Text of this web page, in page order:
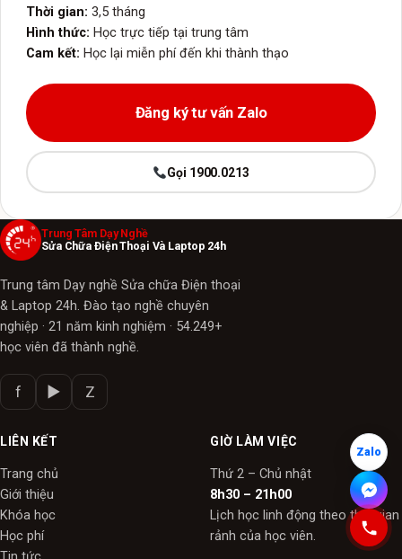
Thời gian: 3,5 tháng
Hình thức: Học trực tiếp tại trung tâm
Cam kết: Học lại miễn phí đến khi thành thạo
Đăng ký tư vấn Zalo
Gọi 1900.0213
Trung Tâm Dạy Nghề
Sửa Chữa Điện Thoại Và Laptop 24h
Trung tâm Dạy nghề Sửa chữa Điện thoại
& Laptop 24h. Đào tạo nghề chuyên
nghiệp · 21 năm kinh nghiệm · 54.249+
học viên đã thành nghề.
f ▶ Z
LIÊN KẾT
Trang chủ
Giới thiệu
Khóa học
Học phí
GIỜ LÀM VIỆC
Thứ 2 – Chủ nhật
8h30 – 21h00
Lịch học linh động theo thời gian
rảnh của học viên.
Zalo